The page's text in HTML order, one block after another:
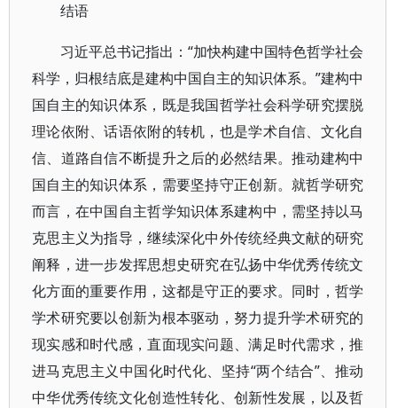
结语
习近平总书记指出：“加快构建中国特色哲学社会
科学，归根结底是建构中国自主的知识体系。”建构中
国自主的知识体系，既是我国哲学社会科学研究摆脱
理论依附、话语依附的转机，也是学术自信、文化自
信、道路自信不断提升之后的必然结果。推动建构中
国自主的知识体系，需要坚持守正创新。就哲学研究
而言，在中国自主哲学知识体系建构中，需坚持以马
克思主义为指导，继续深化中外传统经典文献的研究
阐释，进一步发挥思想史研究在弘扬中华优秀传统文
化方面的重要作用，这都是守正的要求。同时，哲学
学术研究要以创新为根本驱动，努力提升学术研究的
现实感和时代感，直面现实问题、满足时代需求，推
进马克思主义中国化时代化、坚持“两个结合”、推动
中华优秀传统文化创造性转化、创新性发展，以及哲